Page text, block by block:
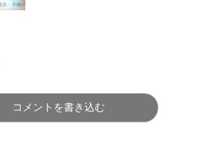
コメントを書き込む